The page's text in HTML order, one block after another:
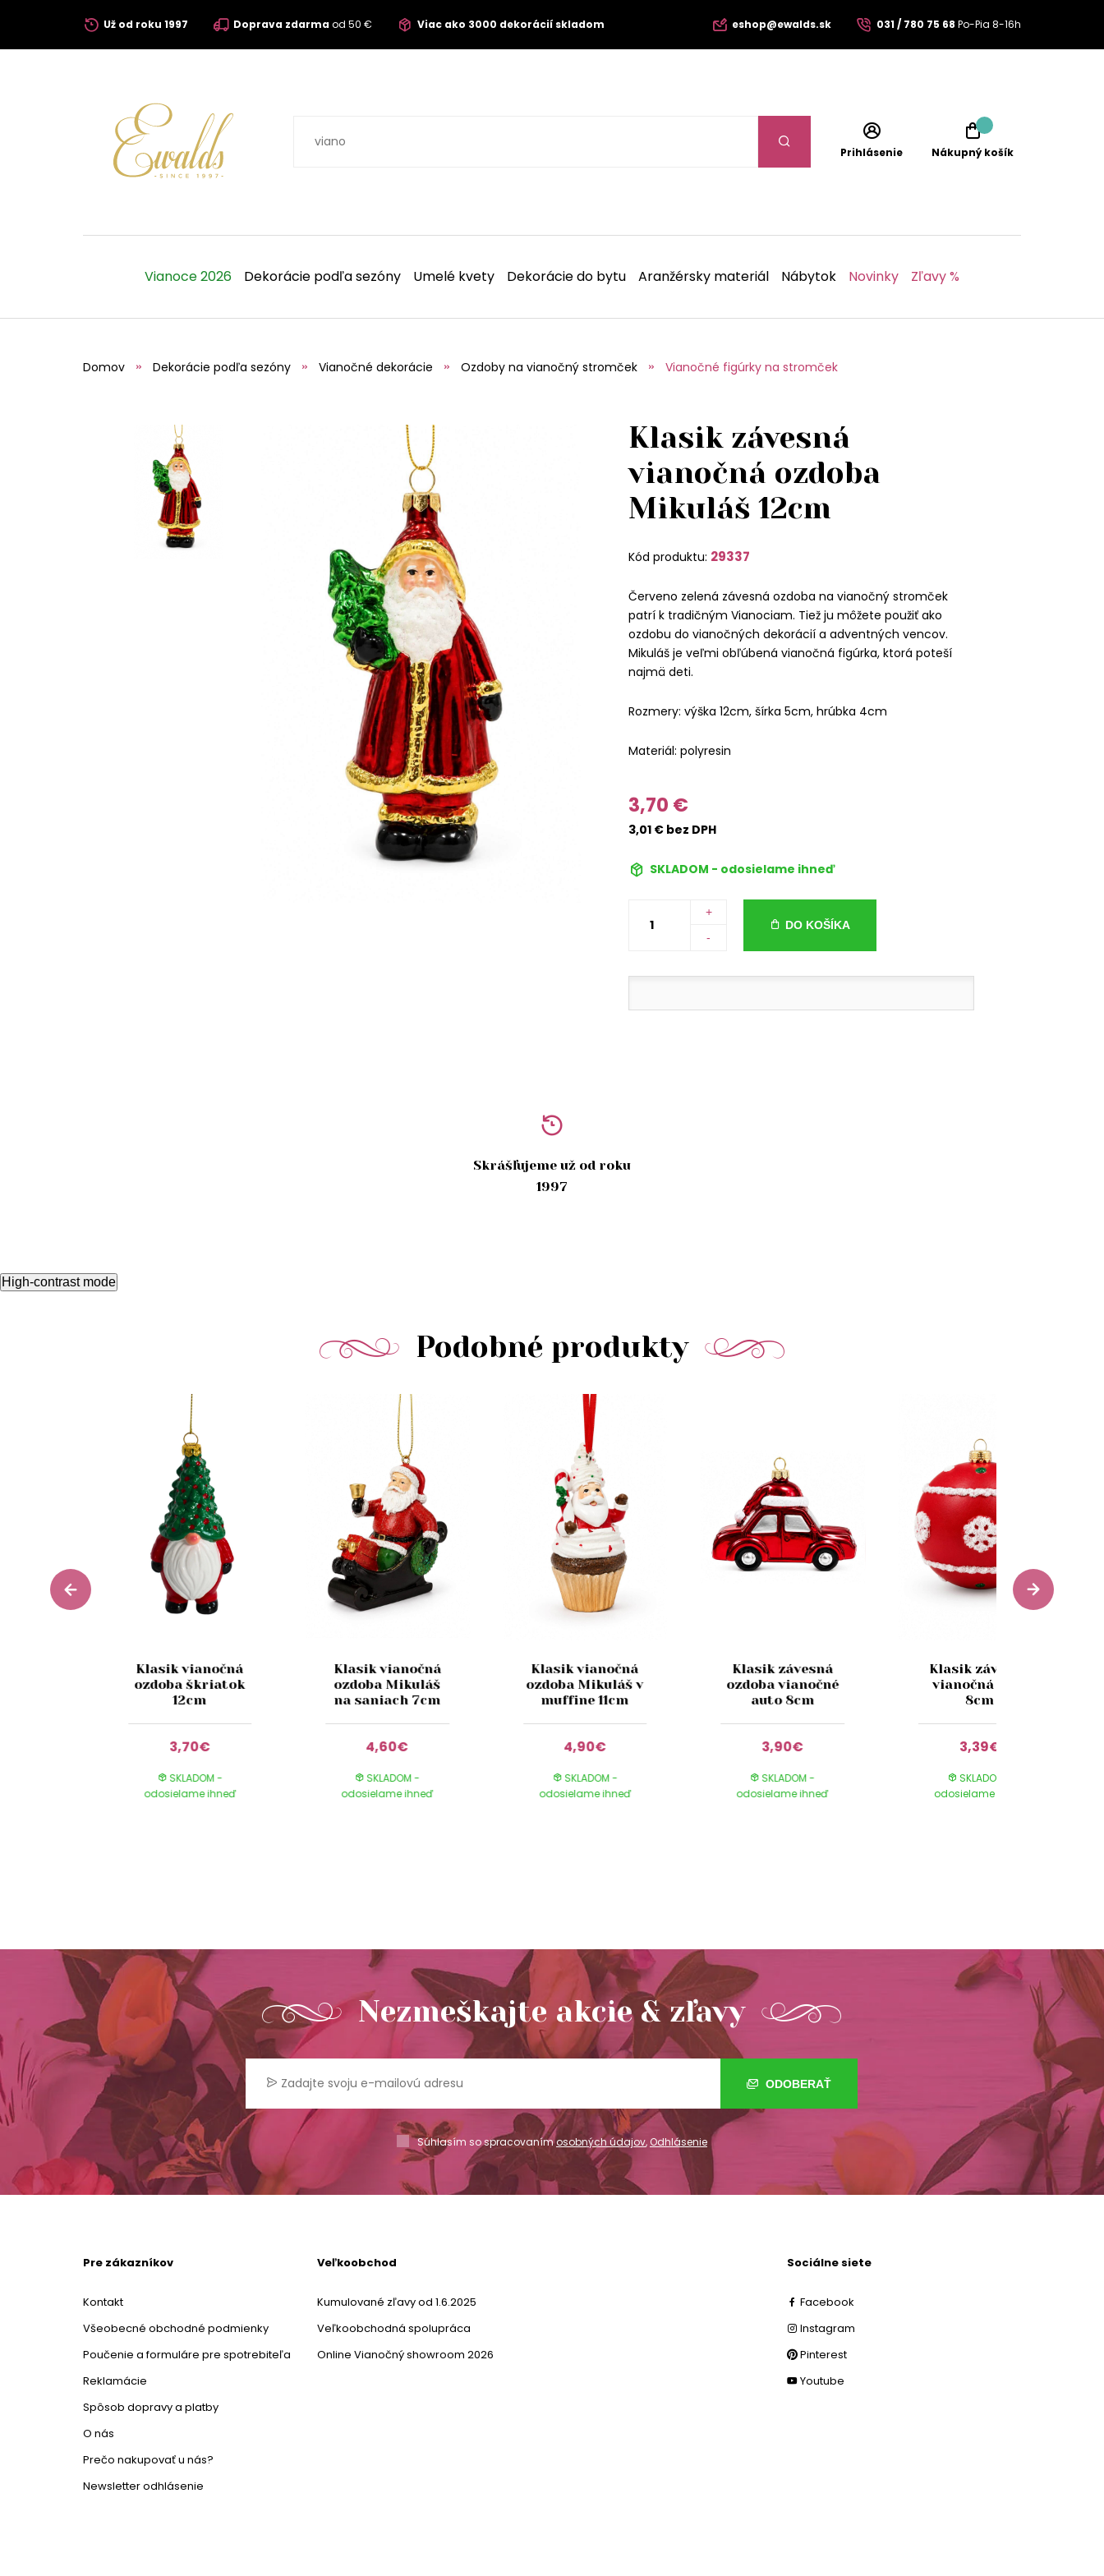
Už od roku 1997 Doprava zdarmaod 50 € Viac ako 3000 dekorácií skladom eshop@ewalds.sk 031 / 780 75 68 Po-Pia 8-16h
Prihlásenie Nákupný košík
Vianoce 2026 Dekorácie podľa sezóny Umelé kvety Dekorácie do bytu Aranžérsky materiál Nábytok Novinky Zľavy %
Domov Dekorácie podľa sezóny Vianočné dekorácie Ozdoby na vianočný stromček Vianočné figúrky na stromček
Klasik závesná
vianočná ozdoba
Mikuláš 12cm
Kód produktu: 29337
Červeno zelená závesná ozdoba na vianočný stromček
patrí k tradičným Vianociam. Tiež ju môžete použiť ako
ozdobu do vianočných dekorácií a adventných vencov.
Mikuláš je veľmi obľúbená vianočná figúrka, ktorá poteší
najmä deti.
Rozmery: výška 12cm, šírka 5cm, hrúbka 4cm
Materiál: polyresin
3,70 €
3,01 € bez DPH
SKLADOM - odosielame ihneď
+
-
DO KOŠÍKA
Skrášľujeme už od roku
1997
High-contrast mode
Podobné produkty
Klasik vianočná
ozdoba škriatok
12cm
3,70€
SKLADOM -
odosielame ihneď
Klasik vianočná
ozdoba Mikuláš
na saniach 7cm
4,60€
SKLADOM -
odosielame ihneď
Klasik vianočná
ozdoba Mikuláš v
muffine 11cm
4,90€
SKLADOM -
odosielame ihneď
Klasik závesná
ozdoba vianočné
auto 8cm
3,90€
SKLADOM -
odosielame ihneď
Klasik závesná
vianočná guľa
8cm
3,39€
SKLADOM -
odosielame ihneď
Nezmeškajte akcie & zľavy
ODOBERAŤ
Súhlasím so spracovanímosobných údajov,Odhlásenie
Pre zákazníkov
Kontakt
Všeobecné obchodné podmienky
Poučenie a formuláre pre spotrebiteľa
Reklamácie
Spôsob dopravy a platby
O nás
Prečo nakupovať u nás?
Newsletter odhlásenie
Veľkoobchod
Kumulované zľavy od 1.6.2025
Veľkoobchodná spolupráca
Online Vianočný showroom 2026
Sociálne siete
Facebook
Instagram
Pinterest
Youtube